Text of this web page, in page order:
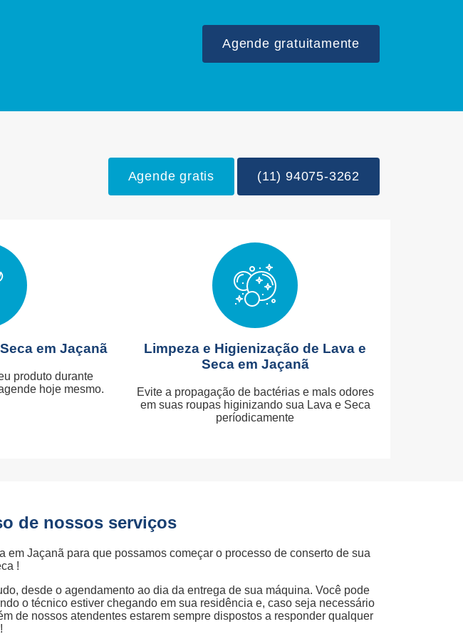
Agende gratuitamente
Agende gratis (11) 94075-3262
em Jaçanã
produto durante
hoje mesmo.
Limpeza e Higienização de Lava e
Seca em Jaçanã
Evite a propagação de bactérias e mals odores
em suas roupas higinizando sua Lava e Seca
períodicamente
de nossos serviços
Jaçanã para que possamos começar o processo de conserto de sua
!
desde o agendamento ao dia da entrega de sua máquina. Você pode
o técnico estiver chegando em sua residência e, caso seja necessário
de nossos atendentes estarem sempre dispostos a responder qualquer